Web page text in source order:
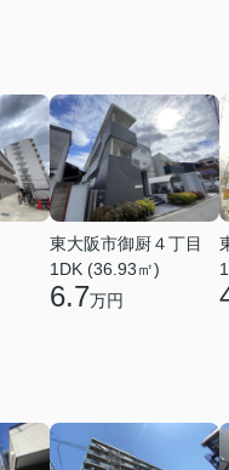
東大阪市御厨４丁目
1DK (36.93㎡)
6.7万円